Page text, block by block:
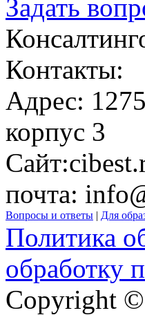
Задать
Контакты:
Адрес:
корпус 3
Сайт:
почта:
Вопросы и ответы | Для
Политика
обработку
Copyright